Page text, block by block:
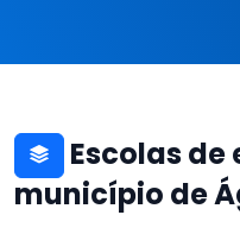
Escolas de
município de